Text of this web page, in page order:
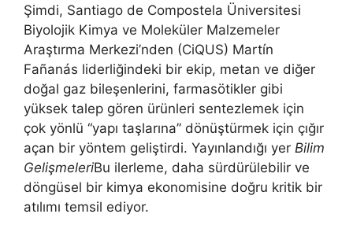
Şimdi, Santiago de Compostela Üniversitesi
Biyolojik Kimya ve Moleküler Malzemeler
Araştırma Merkezi’nden (CiQUS) Martín
Fañanás liderliğindeki bir ekip, metan ve diğer
doğal gaz bileşenlerini, farmasötikler gibi
yüksek talep gören ürünleri sentezlemek için
çok yönlü “yapı taşlarına” dönüştürmek için çığır
açan bir yöntem geliştirdi. Yayınlandığı yer Bilim
GelişmeleriBu ilerleme, daha sürdürülebilir ve
döngüsel bir kimya ekonomisine doğru kritik bir
atılımı temsil ediyor.